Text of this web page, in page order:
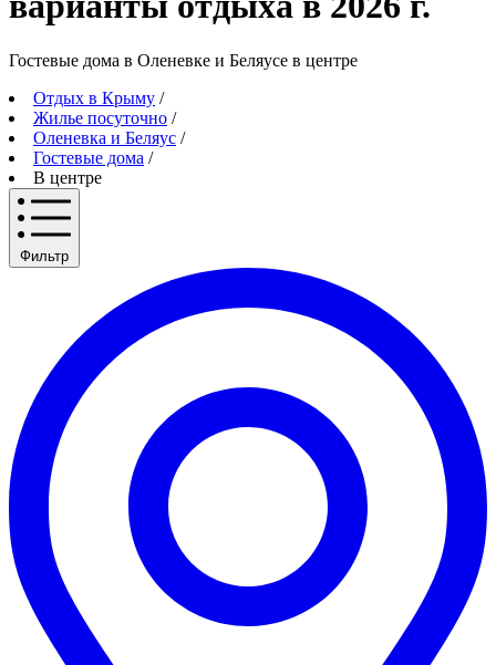
Гостевые дома в Оленевке и Беляусе в центре
Отдых в Крыму /
Жилье посуточно /
Оленевка и Беляус /
Гостевые дома /
В центре
Фильтр